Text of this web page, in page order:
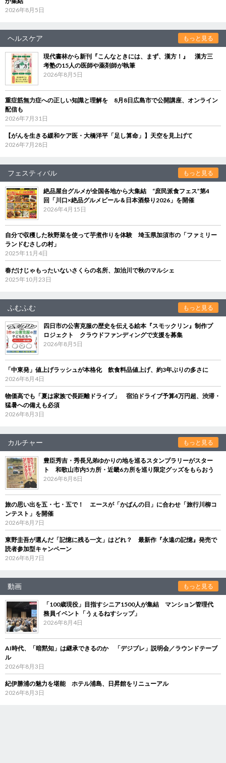
2026年8月5日
ヘルスケア もっと見る
現代書林から新刊『こんなときには、まず、漢方！』 漢方三
考塾の15人の医師や薬剤師が執筆
2026年8月5日
重症筋無力症への正しい知識と理解を 8月8日広島市で公開講座、オンライン
配信も
2026年7月31日
【がんを生きる緩和ケア医・大橋洋平「足し算命」】天空を見上げて
2026年7月28日
フェスティバル もっと見る
絶品屋台グルメが全国各地から大集結 “庶民派食フェス”第4
回「川口×絶品グルメビール＆日本酒祭り2026」を開催
2026年4月15日
自分で収穫した秋野菜を使って芋煮作りを体験 埼玉県加須市の「ファミリー
ランドむさしの村」
2025年11月4日
春だけじゃもったいないさくらの名所、加治川で秋のマルシェ
2025年10月23日
ふむふむ もっと見る
四日市の公害克服の歴史を伝える絵本『スモックリン』制作プ
ロジェクト クラウドファンディングで支援を募集
2026年8月5日
「中東発」値上げラッシュが本格化 飲食料品値上げ、約3年ぶりの多さに
2026年8月4日
物価高でも「夏は家族で長距離ドライブ」 宿泊ドライブ予算4万円超、渋滞・
猛暑への備えも必須
2026年8月3日
カルチャー もっと見る
豊臣秀吉・秀長兄弟ゆかりの地を巡るスタンプラリーがスター
ト 和歌山市内5カ所・近畿6カ所を巡り限定グッズをもらおう
2026年8月8日
旅の思い出を五・七・五で！ エースが「かばんの日」に合わせ「旅行川柳コ
ンテスト」を開催
2026年8月7日
東野圭吾が選んだ「記憶に残る一文」はどれ？ 最新作『永遠の記憶』発売で
読者参加型キャンペーン
2026年8月7日
動画 もっと見る
「100歳現役」目指すシニア1500人が集結 マンション管理代
務員イベント「うぇるねすシップ」
2026年8月4日
AI時代、「暗黙知」は継承できるのか 「デジブレ」説明会／ラウンドテーブ
ル
2026年8月3日
紀伊勝浦の魅力を堪能 ホテル浦島、日昇館をリニューアル
2026年8月3日